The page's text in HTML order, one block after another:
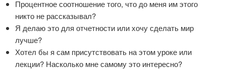
Процентное соотношение того, что до меня им этого
никто не рассказывал?
Я делаю это для отчетности или хочу сделать мир
лучше?
Хотел бы я сам присутствовать на этом уроке или
лекции? Насколько мне самому это интересно?